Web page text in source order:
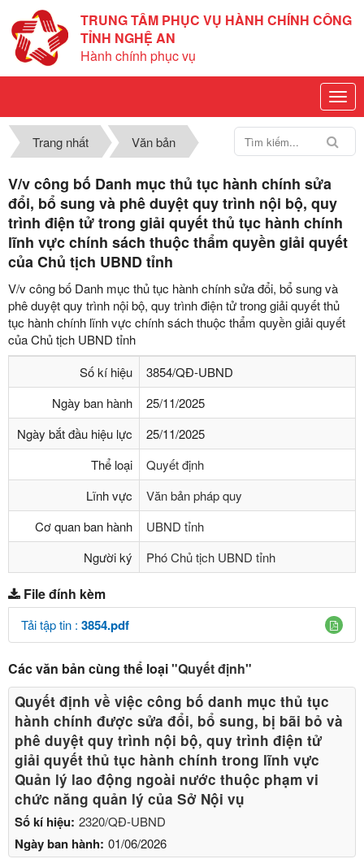
TRUNG TÂM PHỤC VỤ HÀNH CHÍNH CÔNG
TỈNH NGHỆ AN
Hành chính phục vụ
Trang nhất Văn bản
V/v công bố Danh mục thủ tục hành chính sửa
đổi, bổ sung và phê duyệt quy trình nội bộ, quy
trình điện tử trong giải quyết thủ tục hành chính
lĩnh vực chính sách thuộc thẩm quyền giải quyết
của Chủ tịch UBND tỉnh
V/v công bố Danh mục thủ tục hành chính sửa đổi, bổ sung và
phê duyệt quy trình nội bộ, quy trình điện tử trong giải quyết thủ
tục hành chính lĩnh vực chính sách thuộc thẩm quyền giải quyết
của Chủ tịch UBND tỉnh
Số kí hiệu
3854/QĐ-UBND
Ngày ban hành
25/11/2025
Ngày bắt đầu hiệu lực
25/11/2025
Thể loại
Quyết định
Lĩnh vực
Văn bản pháp quy
Cơ quan ban hành
UBND tỉnh
Người ký
Phó Chủ tịch UBND tỉnh
File đính kèm
Tải tập tin : 3854.pdf
Các văn bản cùng thể loại"Quyết định"
Số kí hiệu: 2320/QĐ-UBND
Ngày ban hành: 01/06/2026
Quyết định về việc công bố danh mục thủ tục
hành chính được sửa đổi, bổ sung, bị bãi bỏ và
phê duyệt quy trình nội bộ, quy trình điện tử
giải quyết thủ tục hành chính trong lĩnh vực
Quản lý lao động ngoài nước thuộc phạm vi
chức năng quản lý của Sở Nội vụ